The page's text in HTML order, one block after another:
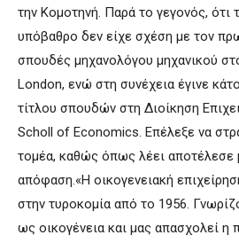
την Κομοτηνή. Παρά το γεγονός, ότι
υπόβαθρο δεν είχε σχέση με τον
σπουδές μηχανολόγου μηχανικού
London, ενώ στη συνέχεια έγινε
τίτλου σπουδών στη Διοίκηση
Scholl of Economics. Επέλεξε να
τομέα, καθώς όπως λέει αποτέλεσε
απόφαση.«Η οικογενειακή
στην τυροκομία από το 1956.
ως οικογένεια και μας απασχολεί η